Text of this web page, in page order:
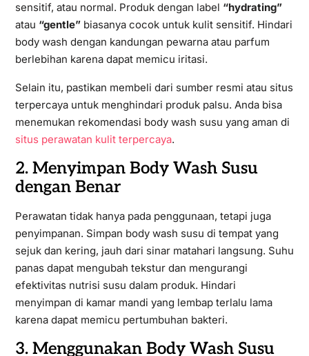
sensitif, atau normal. Produk dengan label “hydrating”
atau “gentle”biasanya cocok untuk kulit sensitif. Hindari
body wash dengan kandungan pewarna atau parfum
berlebihan karena dapat memicu iritasi.
Selain itu, pastikan membeli dari sumber resmi atau situs
terpercaya untuk menghindari produk palsu. Anda bisa
menemukan rekomendasi body wash susu yang aman di
situs perawatan kulit terpercaya.
2. Menyimpan Body Wash Susu
dengan Benar
Perawatan tidak hanya pada penggunaan, tetapi juga
penyimpanan. Simpan body wash susu di tempat yang
sejuk dan kering, jauh dari sinar matahari langsung. Suhu
panas dapat mengubah tekstur dan mengurangi
efektivitas nutrisi susu dalam produk. Hindari
menyimpan di kamar mandi yang lembap terlalu lama
karena dapat memicu pertumbuhan bakteri.
3. Menggunakan Body Wash Susu